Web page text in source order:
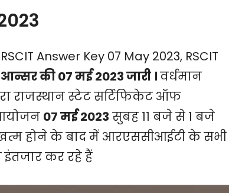
Answer Key 07 May 2023, RSCIT
की 07 मई 2023 जारी ।वर्धमान
राजस्थान स्टेट सर्टिफिकेट ऑफ
07 मई 2023 सुबह 11 बजे से 1 बजे
होने के बाद में आरएससीआईटी के सभी
कर रहे हैं